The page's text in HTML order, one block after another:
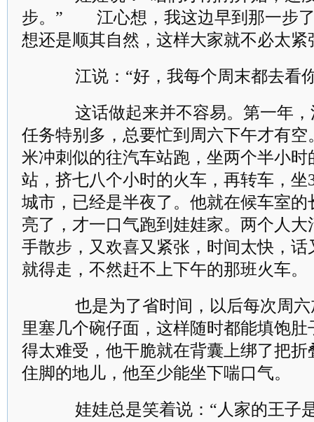
步。” 江心想，我这边早到那一步
想还是顺其自然，这样大家就不必太紧
江说：“好，我每个周末都去看
这话做起来并不容易。第一年，
任务特别多，总要忙到周六下午才有
米冲刺似的往汽车站跑，坐两个半小
站，挤七八个小时的火车，再转车，
城市，已经是半夜了。他就在候车室
亮了，才一口气跑到娃娃家。两个人
手散步，又欢喜又紧张，时间太快，
就得走，不然赶不上下午的那班火车。
也是为了省时间，以后每次周六
里塞几个碗仔面，这样随时都能填饱
得太难受，他干脆就在背囊上绑了把
住脚的地儿，他至少能坐下喘口气。
娃娃总是笑着说：“人家的王子